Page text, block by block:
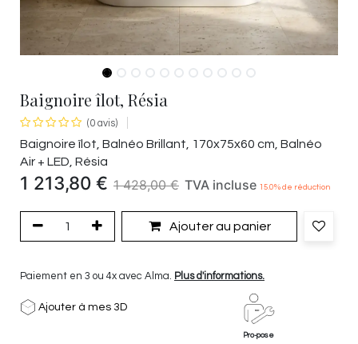
Baignoire îlot, Résia
(0 avis)
Baignoire îlot, Balnéo Brillant, 170x75x60 cm, Balnéo
Air + LED, Résia
1 213,80 € 1 428,00€ TVA incluse 15.0% de réduction
Ajouter au panier
Paiement en 3 ou 4x avec Alma. Plus d'informations.
Ajouter à mes 3D
Pro-pose